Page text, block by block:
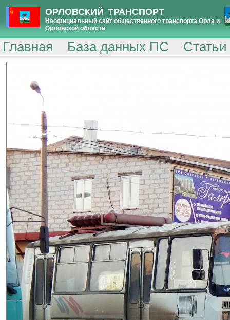
ОРЛОВСКИЙ ТРАНСПОРТ
Неофициальный сайт общественного транспорта Орла и
Орловской области
Главная База данных ПС